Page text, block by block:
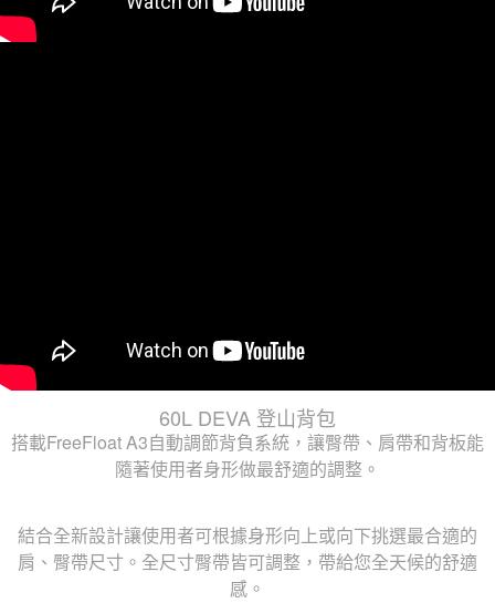
60L DEVA 登山背包
搭載FreeFloat A3自動調節背負系統，讓臀帶、肩帶和背板能
隨著使用者身形做最舒適的調整。
結合全新設計讓使用者可根據身形向上或向下挑選最合適的
肩、臀帶尺寸。全尺寸臀帶皆可調整，帶給您全天候的舒適
感。